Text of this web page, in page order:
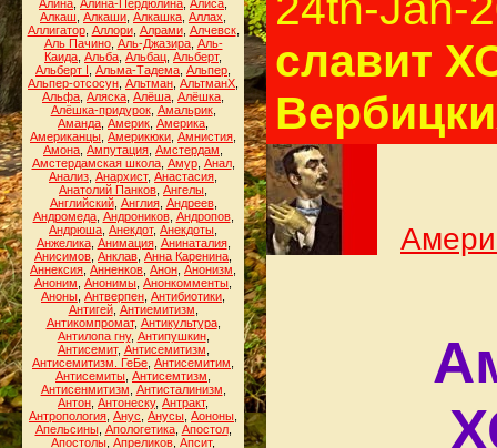
Алина Алина-Пердюлина Алиса
Алкаш Алкаши Алкашка Аллах
Аллигатор, Аллори, Алрами, Алчевск,
Аль Пачино, Аль-Джазира, Аль-
Каида Альба Альбац Альберт,
Альберт I Альма-Тадема Альпер
Альпер-отсосун Альтман АльтманХ
Альфа Аляска Алёша Алёшка
Алёшка-придурок, Амальрик,
Аманда Америк Америка
Американцы Америкюки Амнистия
Амона Ампутация Амстердам
Амстердамская школа, Амур, Анал,
Анализ Анархист, Анастасия
Анатолий Панков Ангелы
Английский, Англия, Андреев,
Андромеда, Андроников, Андропов,
Андрюша Анекдот, Анекдоты
Анжелика, Анимация, Анинаталия,
Анисимов Анклав Анна Каренина
Аннексия Анненков Анон Анонизм
Аноним Анонимы Анонкомменты
Аноны Антверпен Антибиотики
Антигей, Антиемитизм
Антикомпромат, Антикультура,
Антилопа гну, Антипушкин,
Антисемит, Антисемитизм
Антисемитизм. ГеБе Антисемитим
Антисемиты Антисемтизм
Антисенмитизм Антисталинизм
Антон Антонеску, Антракт,
Антропология Анус Анусы Аононы
Апельсины, Апологетика, Апостол,
Апостолы Апреликов Апсит,
славит